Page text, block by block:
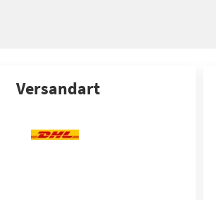
Versandart